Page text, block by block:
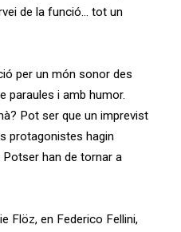
de la funció... tot un
per un món sonor des
paraules i amb humor.
Pot ser que un imprevist
protagonistes hagin
han de tornar a
Flöz, en Federico Fellini,